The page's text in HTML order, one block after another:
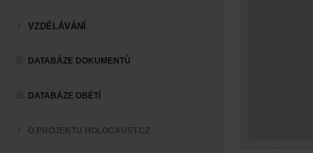
VZDĚLÁVÁNÍ
DATABÁZE DOKUMENTŮ
DATABÁZE OBĚTÍ
O PROJEKTU HOLOCAUST.CZ